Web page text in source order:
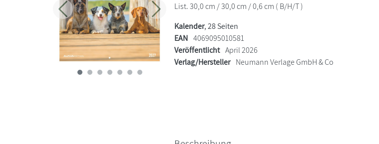
Zurück Weiter
List. 30,0 cm / 30,0 cm / 0,6 cm ( B/H/T )
Kalender, 28 Seiten
EAN 4069095010581
Veröffentlicht April 2026
Verlag/Hersteller Neumann Verlage GmbH & Co